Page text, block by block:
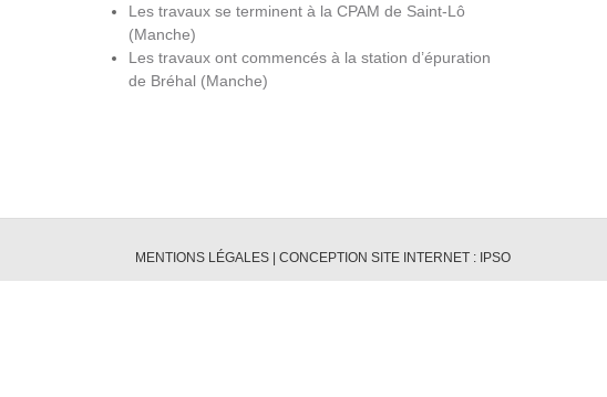
Les travaux se terminent à la CPAM de Saint-Lô
(Manche)
Les travaux ont commencés à la station d’épuration
de Bréhal (Manche)
MENTIONS LÉGALES | CONCEPTION SITE INTERNET : IPSO